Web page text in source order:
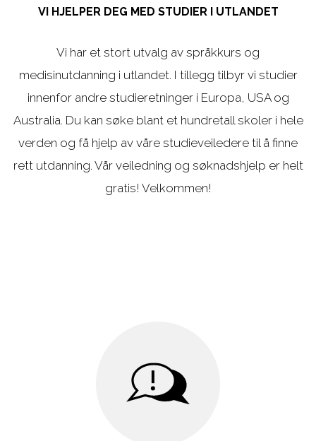
Engineering,
Kontakt våre
behøver hjelp til å velge
VI HJELPER DEG MED STUDIER I UTLANDET
Vi har et stort utvalg av språkkurs og
medisinutdanning i utlandet. I tillegg tilbyr vi studier
innenfor andre studieretninger i Europa, USA og
Australia. Du kan søke blant et hundretall skoler i hele
verden og få hjelp av våre studieveiledere til å finne
rett utdanning. Vår veiledning og søknadshjelp er helt
gratis! Velkommen!